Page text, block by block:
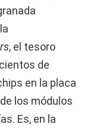
, el tesoro
de
en la placa
los módulos
Es, en la